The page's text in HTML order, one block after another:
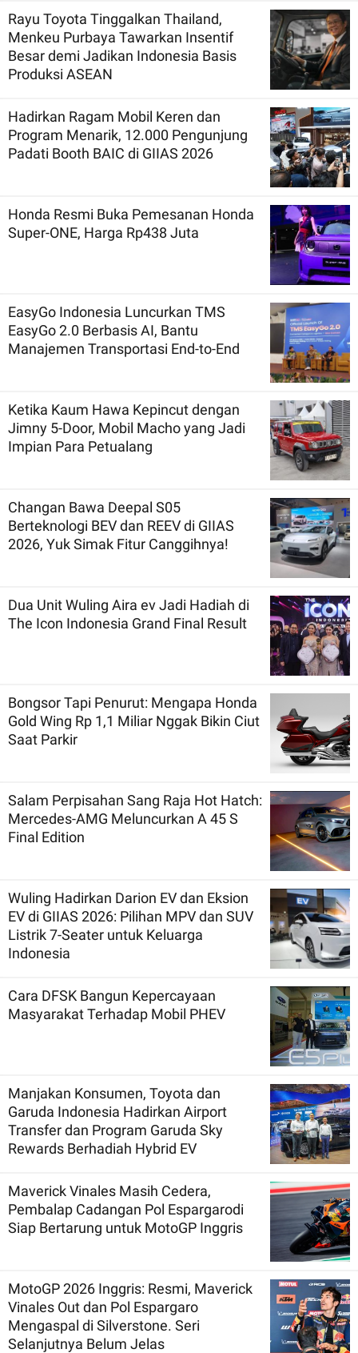
Rayu Toyota Tinggalkan Thailand,
Menkeu Purbaya Tawarkan Insentif
Besar demi Jadikan Indonesia Basis
Produksi ASEAN
Hadirkan Ragam Mobil Keren dan
Program Menarik, 12.000 Pengunjung
Padati Booth BAIC di GIIAS 2026
Honda Resmi Buka Pemesanan Honda
Super-ONE, Harga Rp438 Juta
EasyGo Indonesia Luncurkan TMS
EasyGo 2.0 Berbasis AI, Bantu
Manajemen Transportasi End-to-End
Ketika Kaum Hawa Kepincut dengan
Jimny 5-Door, Mobil Macho yang Jadi
Impian Para Petualang
Changan Bawa Deepal S05
Berteknologi BEV dan REEV di GIIAS
2026, Yuk Simak Fitur Canggihnya!
Dua Unit Wuling Aira ev Jadi Hadiah di
The Icon Indonesia Grand Final Result
Bongsor Tapi Penurut: Mengapa Honda
Gold Wing Rp 1,1 Miliar Nggak Bikin Ciut
Saat Parkir
Salam Perpisahan Sang Raja Hot Hatch:
Mercedes-AMG Meluncurkan A 45 S
Final Edition
Wuling Hadirkan Darion EV dan Eksion
EV di GIIAS 2026: Pilihan MPV dan SUV
Listrik 7-Seater untuk Keluarga
Indonesia
Cara DFSK Bangun Kepercayaan
Masyarakat Terhadap Mobil PHEV
Manjakan Konsumen, Toyota dan
Garuda Indonesia Hadirkan Airport
Transfer dan Program Garuda Sky
Rewards Berhadiah Hybrid EV
Maverick Vinales Masih Cedera,
Pembalap Cadangan Pol Espargarodi
Siap Bertarung untuk MotoGP Inggris
MotoGP 2026 Inggris: Resmi, Maverick
Vinales Out dan Pol Espargaro
Mengaspal di Silverstone. Seri
Selanjutnya Belum Jelas